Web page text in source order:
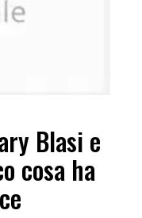
Blasi e
cosa ha